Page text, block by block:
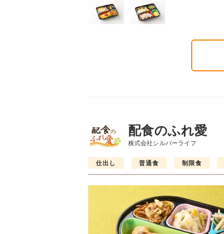
配食のふれ愛
株式会社シルバーライフ
仕出し 普通食 制限食